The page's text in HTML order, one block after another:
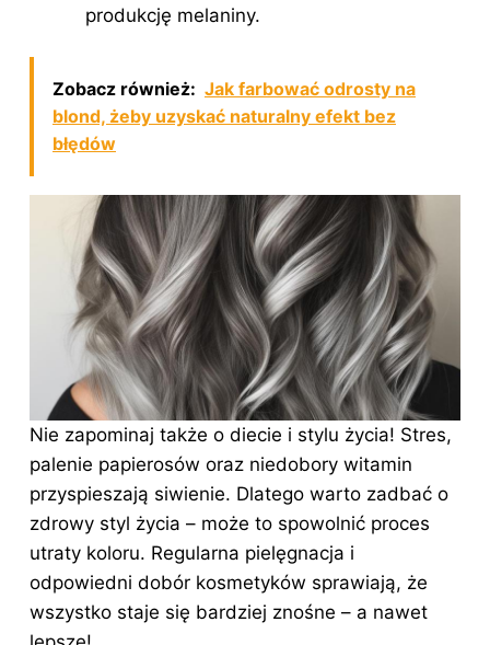
produkcję melaniny.
Zobacz również: Jak farbować odrosty na
blond, żeby uzyskać naturalny efekt bez
błędów
Nie zapominaj także o diecie i stylu życia! Stres,
palenie papierosów oraz niedobory witamin
przyspieszają siwienie. Dlatego warto zadbać o
zdrowy styl życia – może to spowolnić proces
utraty koloru. Regularna pielęgnacja i
odpowiedni dobór kosmetyków sprawiają, że
wszystko staje się bardziej znośne – a nawet